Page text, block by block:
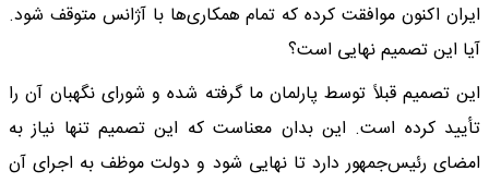
ایران اکنون موافقت کرده که تمام همکاری‌ها با آژانس متوقف شود.
آیا این تصمیم نهایی است؟
این تصمیم قبلاً توسط پارلمان ما گرفته شده و شورای نگهبان آن را
تأیید کرده است. این بدان معناست که این تصمیم تنها نیاز به
امضای رئیس‌جمهور دارد تا نهایی شود و دولت موظف به اجرای آن